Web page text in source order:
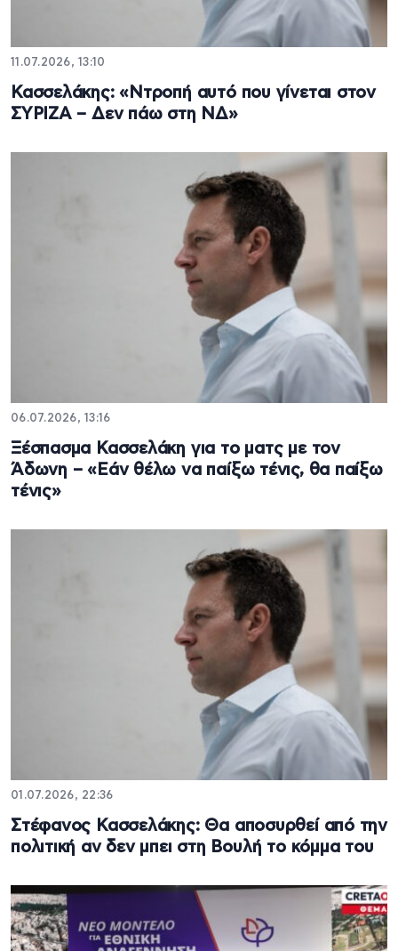
11.07.2026, 13:10
Κασσελάκης: «Ντροπή αυτό που γίνεται στον
ΣΥΡΙΖΑ – Δεν πάω στη ΝΔ»
06.07.2026, 13:16
Ξέσπασμα Κασσελάκη για το ματς με τον
Άδωνη – «Εάν θέλω να παίξω τένις, θα παίξω
τένις»
01.07.2026, 22:36
Στέφανος Κασσελάκης: Θα αποσυρθεί από την
πολιτική αν δεν μπει στη Βουλή το κόμμα του